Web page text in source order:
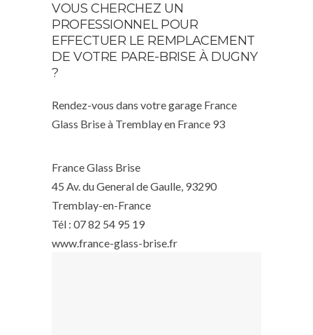
VOUS CHERCHEZ UN
PROFESSIONNEL POUR
EFFECTUER LE REMPLACEMENT
DE VOTRE PARE-BRISE À DUGNY
?
Rendez-vous dans votre garage France
Glass Brise à Tremblay en France 93
France Glass Brise
45 Av. du General de Gaulle, 93290
Tremblay-en-France
Tél : 07 82 54 95 19
www.france-glass-brise.fr